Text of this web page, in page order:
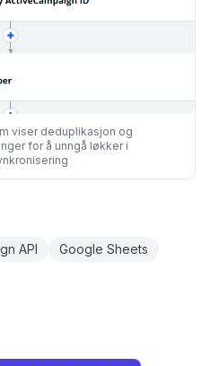
viser deduplikasjon og
for å unngå løkker i
API
Google Sheets